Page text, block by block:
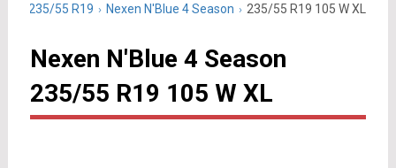
235/55 R19 Nexen N'Blue 4 Season 235/55 R19 105 W XL
Nexen N'Blue 4 Season
235/55 R19 105 W XL